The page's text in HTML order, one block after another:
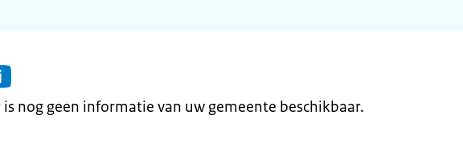
is nog geen informatie van uw gemeente beschikbaar.